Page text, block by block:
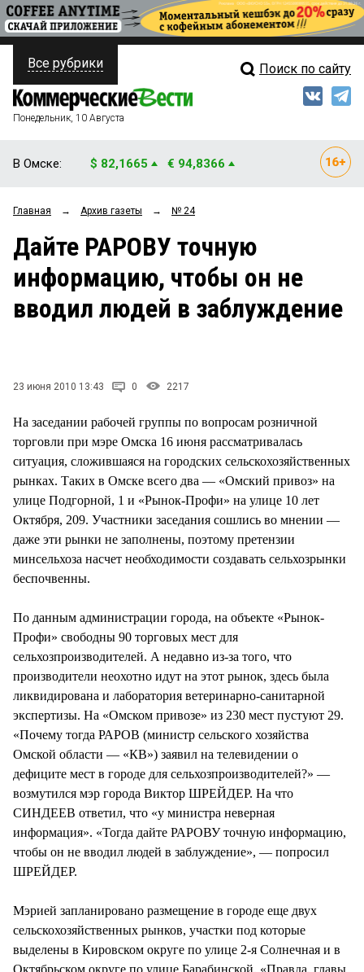
ПОЛИТИКА
ФИНАНСЫ
ОБЩЕСТВО
ЗАКОН
НОВОСТИ КОМПАНИЙ
Свежий выпуск
Рейтинги
Блоги
Архив
Все рубрики Поиск по сайту
Понедельник, 10 Августа
В Омске: $ 82,1665 € 94,8366
Главная → Архив газеты → № 24
Дайте РАРОВУ точную
информацию, чтобы он не
вводил людей в заблуждение
23 июня 2010 13:43 0 2217
На заседании рабочей группы по вопросам розничной
торговли при мэре Омска 16 июня рассматривалась
ситуация, сложившаяся на городских сельскохозяйственных
рынках. Таких в Омске всего два — «Омский привоз» на
улице Подгорной, 1 и «Рынок-Профи» на улице 10 лет
Октября, 209. Участники заседания сошлись во мнении —
даже эти рынки не заполнены, поэтому претензии
минсельхоза насчет необходимости создавать сельхозрынки
беспочвенны.
По данным администрации города, на объекте «Рынок-
Профи» свободны 90 торговых мест для
сельхозпроизводителей. А недавно из-за того, что
производители неохотно идут на этот рынок, здесь была
ликвидирована и лаборатория ветеринарно-санитарной
экспертизы. На «Омском привозе» из 230 мест пустуют 29.
«Почему тогда РАРОВ (министр сельского хозяйства
Омской области — «КВ») заявил на телевидении о
дефиците мест в городе для сельхозпроизводителей?» —
возмутился мэр города Виктор ШРЕЙДЕР. На что
СИНДЕЕВ ответил, что «у министра неверная
информация». «Тогда дайте РАРОВУ точную информацию,
чтобы он не вводил людей в заблуждение», — попросил
ШРЕЙДЕР.
Мэрией запланировано размещение в городе еще двух
сельскохозяйственных рынков, участки под которые
выделены в Кировском округе по улице 2-я Солнечная и в
Октябрьском округе по улице Барабинской. «Правда, главы